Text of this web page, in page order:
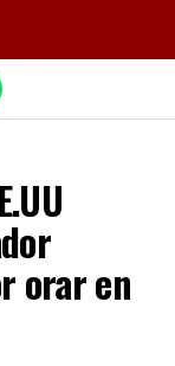
orar en